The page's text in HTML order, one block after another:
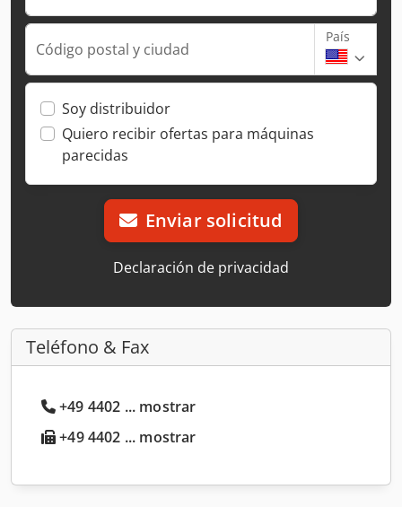
Código postal y ciudad
País
Soy distribuidor
Quiero recibir ofertas para máquinas
parecidas
Enviar solicitud
Declaración de privacidad
Teléfono & Fax
+49 4402 ... mostrar
+49 4402 ... mostrar